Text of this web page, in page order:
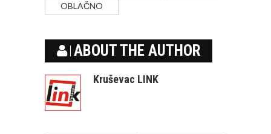
OBLAČNO
ABOUT THE AUTHOR
Kruševac LINK